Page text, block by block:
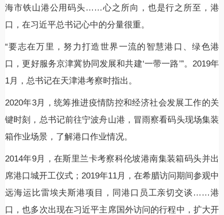
海市铁山港公用码头……心之所向，也是行之所至，港
口，在习近平总书记心中的分量很重。
“要志在万里，努力打造世界一流的智慧港口、绿色港
口，更好服务京津冀协同发展和共建‘一带一路’”。2019年
1月，总书记在天津港考察时指出。
2020年3月，统筹推进疫情防控和经济社会发展工作的关
键时刻，总书记前往宁波舟山港，冒雨察看码头现场集装
箱作业场景，了解港口作业情况。
2014年9月，在斯里兰卡考察科伦坡港南集装箱码头并出
席港口城开工仪式；2019年11月，在希腊访问期间参观中
远海运比雷埃夫斯港项目，同港口员工亲切交谈……港
口，也多次出现在习近平主席国外访问的行程中，扩大开